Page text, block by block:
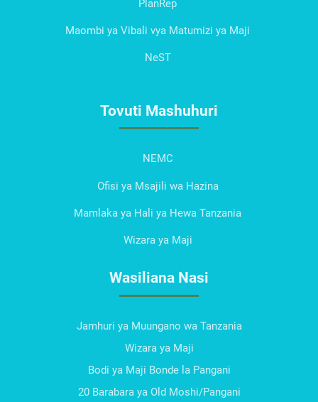
PlanRep
Maombi ya Vibali vya Matumizi ya Maji
NeST
Tovuti Mashuhuri
NEMC
Ofisi ya Msajili wa Hazina
Mamlaka ya Hali ya Hewa Tanzania
Wizara ya Maji
Wasiliana Nasi
Jamhuri ya Muungano wa Tanzania
Wizara ya Maji
Bodi ya Maji Bonde la Pangani
20 Barabara ya Old Moshi/Pangani